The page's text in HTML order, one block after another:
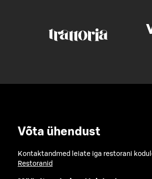
Võta ühendust
Kontaktandmed leiate iga restorani
Restoranid